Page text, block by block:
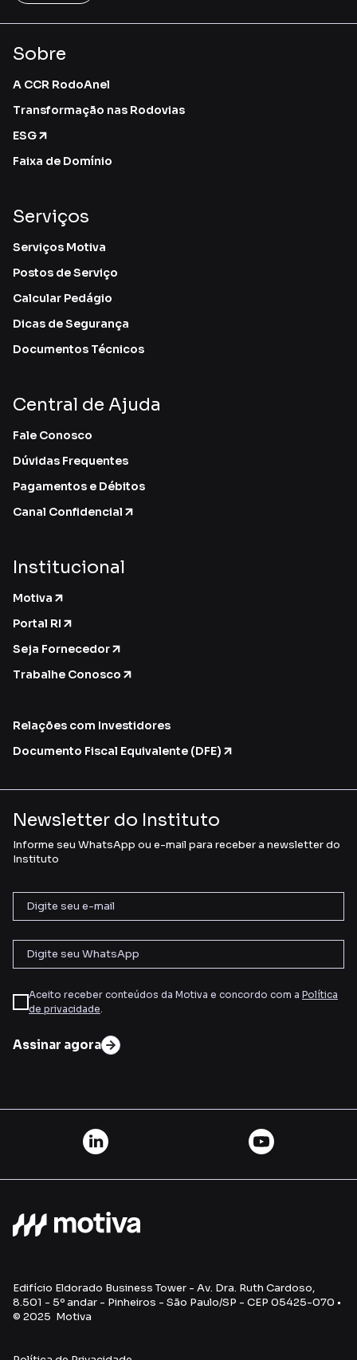
Sobre
A CCR RodoAnel
Transformação nas Rodovias
ESG
Faixa de Domínio
Serviços
Serviços Motiva
Postos de Serviço
Calcular Pedágio
Dicas de Segurança
Documentos Técnicos
Central de Ajuda
Fale Conosco
Dúvidas Frequentes
Pagamentos e Débitos
Canal Confidencial
Institucional
Motiva
Portal RI
Seja Fornecedor
Trabalhe Conosco
Relações com Investidores
Documento Fiscal Equivalente (DFE)
Newsletter do Instituto
Informe seu WhatsApp ou e-mail para receber a newsletter do
Instituto
Aceito receber conteúdos da Motiva e concordo com a Política
de privacidade.
Assinar agora
Edifício Eldorado Business Tower - Av. Dra. Ruth Cardoso,
8.501 - 5º andar - Pinheiros - São Paulo/SP - CEP 05425-070 •
© 2025 Motiva